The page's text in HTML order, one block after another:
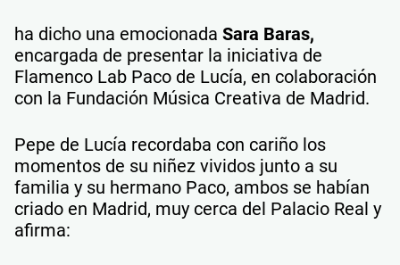
ha dicho una emocionada Sara Baras,
encargada de presentar la iniciativa de
Flamenco Lab Paco de Lucía, en colaboración
con la Fundación Música Creativa de Madrid.
Pepe de Lucía recordaba con cariño los
momentos de su niñez vividos junto a su
familia y su hermano Paco, ambos se habían
criado en Madrid, muy cerca del Palacio Real y
afirma: